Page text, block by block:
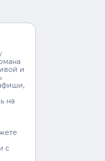
и
на
с